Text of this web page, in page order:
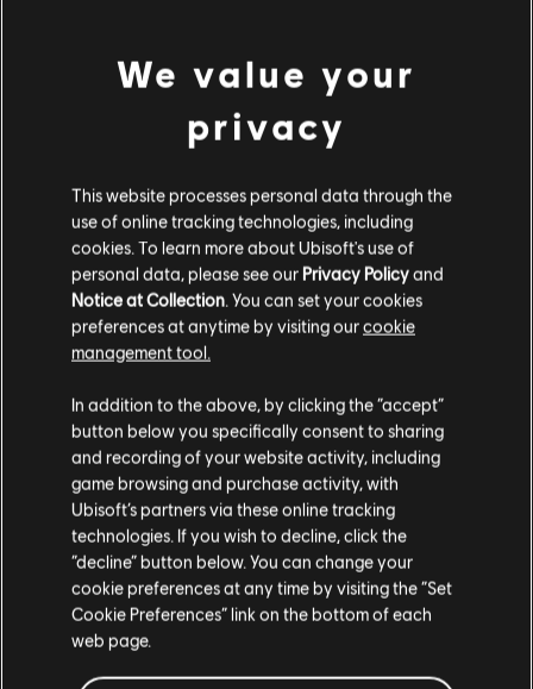
¿Buscas los videojuegos para PC más recientes? No busques más: ¡visita
!Disfruta de la experiencia de juego definitiva con nuevos títulos, el pase de
temporada y máscontenido adicionalde Ubisoft Store. Con las rebajas y las
ofertas especiales que sacamos periódicamente, podrás aprovechar magníficas o
recompensas descuentos exclusivos
Por favor, visita nuestra Store local para realizar
tu compra.
Permanecer en esta Store
Actualizar mi localidad
We value your
privacy
This website processes personal data through the
use of online tracking technologies, including
cookies. To learn more about Ubisoft's use of
personal data, please see our Privacy Policyand
Notice at Collection. You can set your cookies
preferences at anytime by visiting ourcookie
management tool.
In addition to the above, by clicking the “accept”
button below you specifically consent to sharing
and recording of your website activity, including
game browsing and purchase activity, with
Ubisoft’s partners via these online tracking
technologies. If you wish to decline, click the
“decline” button below. You can change your
cookie preferences at any time by visiting the “Set
Cookie Preferences” link on the bottom of each
web page.